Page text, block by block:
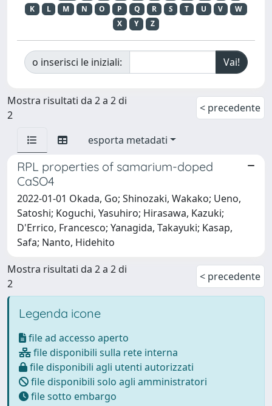
K
L M N O P Q R S T U V
W
X
Y Z
o inserisci le iniziali:
Mostra risultati da 2 a 2 di
2
< precedente
esporta metadati
RPL properties of samarium-doped
CaSO4
2022-01-01 Okada, Go; Shinozaki, Wakako; Ueno,
Satoshi; Koguchi, Yasuhiro; Hirasawa, Kazuki;
D'Errico, Francesco; Yanagida, Takayuki; Kasap,
Safa; Nanto, Hidehito
Mostra risultati da 2 a 2 di
2
< precedente
Legenda icone
file ad accesso aperto
file disponibili sulla rete interna
file disponibili agli utenti autorizzati
file disponibili solo agli amministratori
file sotto embargo